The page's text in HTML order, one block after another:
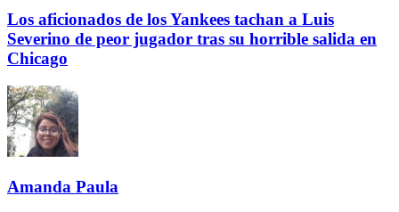
Los aficionados de los Yankees tachan a Luis
Severino de peor jugador tras su horrible salida en
Chicago
Amanda Paula